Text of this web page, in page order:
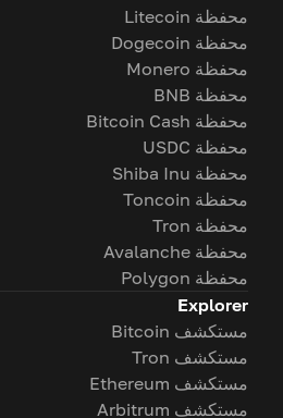
محفظة Litecoin
محفظة Dogecoin
محفظة Monero
محفظة BNB
محفظة Bitcoin Cash
محفظة USDC
محفظة Shiba Inu
محفظة Toncoin
محفظة Tron
محفظة Avalanche
محفظة Polygon
Explorer
مستكشف Bitcoin
مستكشف Tron
مستكشف Ethereum
مستكشف Arbitrum